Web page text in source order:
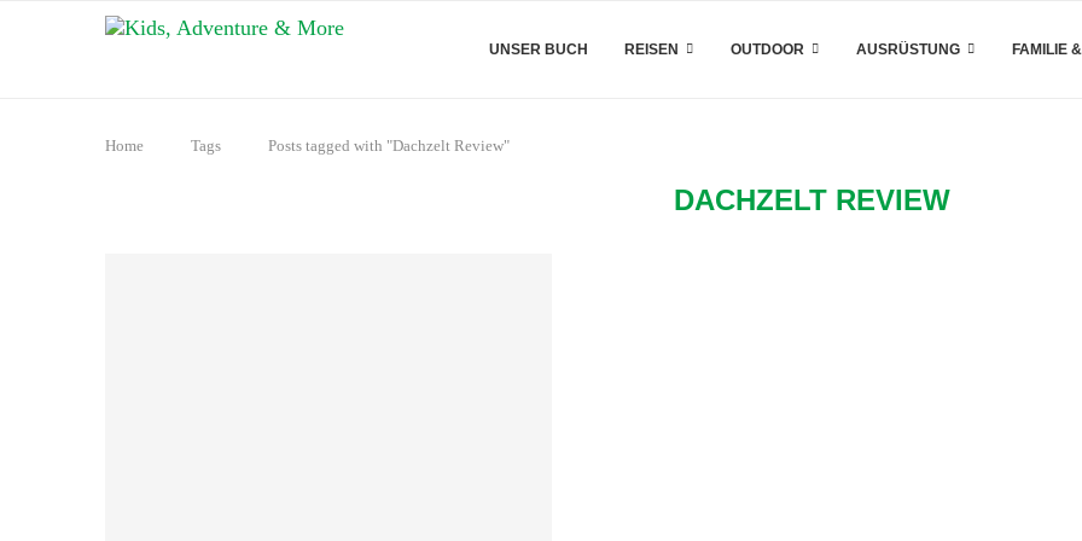
UNSER BUCH REISEN OUTDOOR AUSRÜSTUNG FAMILIE
Home Tags Posts tagged with "Dachzelt Review"
DACHZELT REVIEW